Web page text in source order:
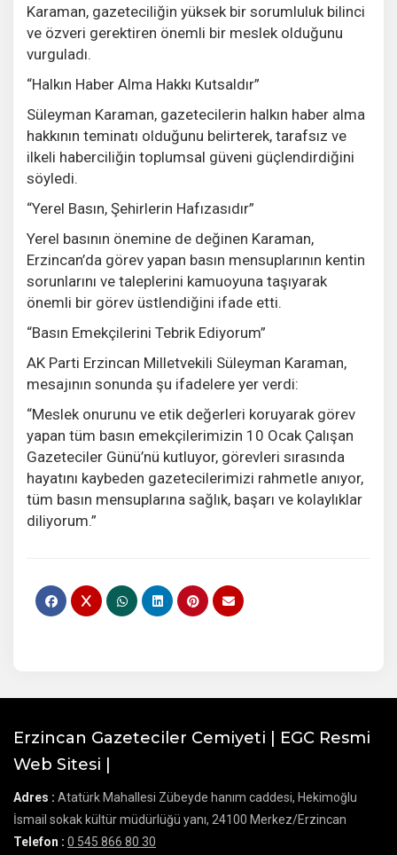
Karaman, gazeteciliğin yüksek bir sorumluluk bilinci
ve özveri gerektiren önemli bir meslek olduğunu
vurguladı.
“Halkın Haber Alma Hakkı Kutsaldır”
Süleyman Karaman, gazetecilerin halkın haber alma
hakkının teminatı olduğunu belirterek, tarafsız ve
ilkeli haberciliğin toplumsal güveni güçlendirdiğini
söyledi.
“Yerel Basın, Şehirlerin Hafızasıdır”
Yerel basının önemine de değinen Karaman,
Erzincan’da görev yapan basın mensuplarının kentin
sorunlarını ve taleplerini kamuoyuna taşıyarak
önemli bir görev üstlendiğini ifade etti.
“Basın Emekçilerini Tebrik Ediyorum”
AK Parti Erzincan Milletvekili Süleyman Karaman,
mesajının sonunda şu ifadelere yer verdi:
“Meslek onurunu ve etik değerleri koruyarak görev
yapan tüm basın emekçilerimizin 10 Ocak Çalışan
Gazeteciler Günü’nü kutluyor, görevleri sırasında
hayatını kaybeden gazetecilerimizi rahmetle anıyor,
tüm basın mensuplarına sağlık, başarı ve kolaylıklar
diliyorum.”
Erzincan Gazeteciler Cemiyeti | EGC Resmi
Web Sitesi |
Adres : Atatürk Mahallesi Zübeyde hanım caddesi, Hekimoğlu
İsmail sokak kültür müdürlüğü yanı, 24100 Merkez/Erzincan
Telefon : 0 545 866 80 30